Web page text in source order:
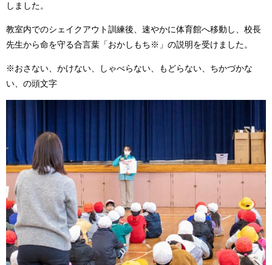
しました。
教室内でのシェイクアウト訓練後、速やかに体育館へ移動し、校長
先生から命を守る合言葉「おかしもち※」の説明を受けました。
※おさない、かけない、しゃべらない、もどらない、ちかづかな
い、の頭文字